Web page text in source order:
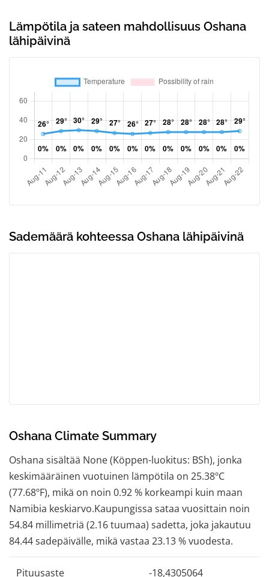
Lämpötila ja sateen mahdollisuus Oshana
lähipäivinä
Sademäärä kohteessa Oshana lähipäivinä
Oshana Climate Summary
Oshana sisältää None (Köppen-luokitus: BSh), jonka
keskimääräinen vuotuinen lämpötila on 25.38ºC
(77.68ºF), mikä on noin 0.92 % korkeampi kuin maan
Namibia keskiarvo.Kaupungissa sataa vuosittain noin
54.84 millimetriä (2.16 tuumaa) sadetta, joka jakautuu
84.44 sadepäivälle, mikä vastaa 23.13 % vuodesta.
Pituusaste -18,4305064